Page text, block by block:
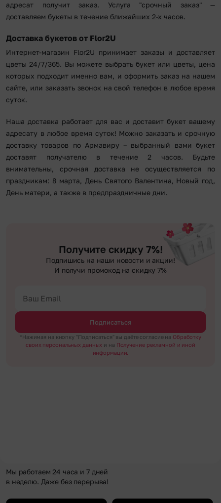
адресат получит заказ. Услуга "срочный заказ" —
доставляем букеты в течение ближайших 2-х часов.
Доставка букетов от Flor2U
Интернет-магазин Flor2U принимает заказы и доставляет
цветы 24/7/365. Вы можете выбрать букет или цветы, цена
которых подходит именно вам, и оформить заказ на нашем
сайте, или заказать звонок на свой телефон в любое время
суток.
Наша доставка работает для вас и доставит букет вашему
адресату в любое время суток! Можно заказать и срочную
доставку товаров по Армавиру – выбранный вами букет
доставят получателю в течение 2 часов. Будьте
внимательны, срочная доставка не осуществляется по
праздникам: 8 марта, День Святого Валентина, Новый год,
День матери, а также в предпраздничные дни.
Получите скидку 7%!
Подпишись на наши новости и акции!
И получи промокод на скидку 7%
Подписаться
*Нажимая на кнопку "Подписаться" вы даёте согласие на Обработку
своих персональных данных и на Получение рекламной и иной
информации.
Мы работаем 24 часа и 7 дней
в неделю. Даже без перерыва!